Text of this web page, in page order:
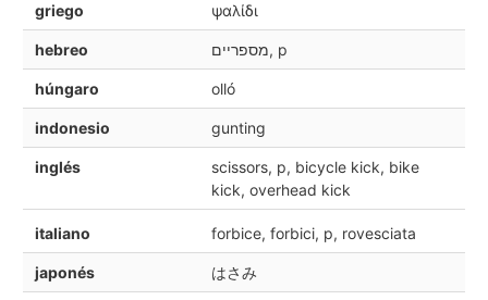
griego ψαλίδι
hebreo מספריים, p
húngaro olló
indonesio gunting
inglés
scissors, p, bicycle kick, bike
kick, overhead kick
italiano forbice, forbici, p, rovesciata
japonés はさみ